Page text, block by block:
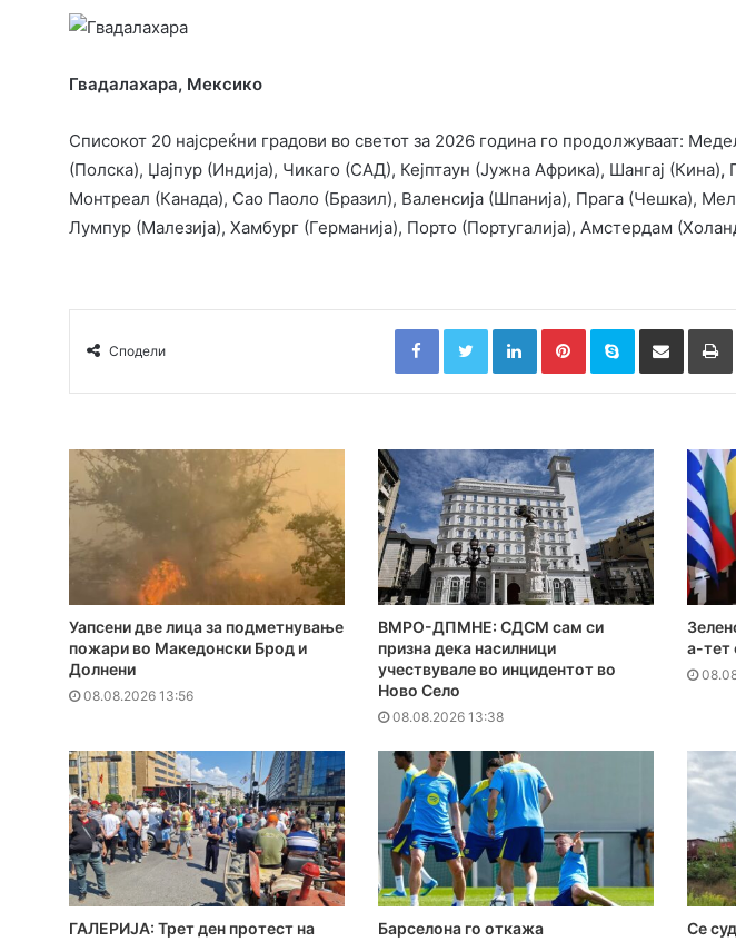
Гвадалахара, Мексико
Списокот 20 најсреќни градови во светот за 2026 година го продолжуваат:
(Полска), Џајпур (Индија), Чикаго (САД), Кејптаун (Јужна Африка), Шангај (Кина),
Монтреал (Канада), Сао Паоло (Бразил), Валенсија (Шпанија), Прага (Чешка),
Лумпур (Малезија), Хамбург (Германија), Порто (Португалија), Амстердам
Сподели
FacebookTwitterLinkedInPinterestSkype Сподели преку Е-маил
Уапсени две лица за подметнување
пожари во Македонски Брод и
Долнени
08.08.2026 13:56
ВМРО-ДПМНЕ: СДСМ сам си
призна дека насилници
учествувале во инцидентот во
Ново Село
08.08.2026 13:38
а-тет
ГАЛЕРИЈА: Трет ден протест на
Барселона го откажа
Се